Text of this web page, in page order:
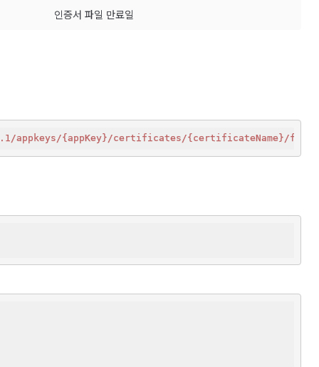
인증서 파일 만료일
appkeys/{appKey}/certificates/{certificateName}/files